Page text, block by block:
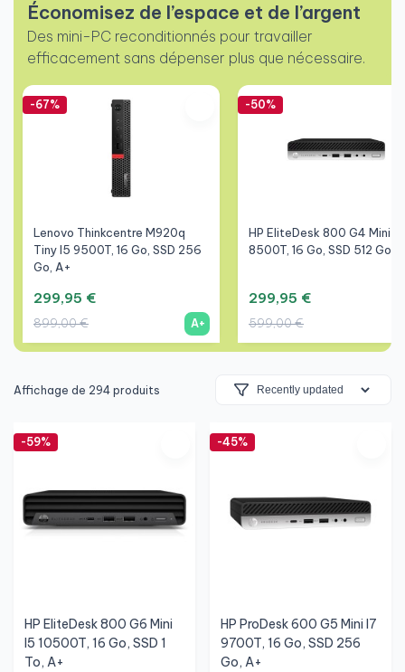
Économisez de l’espace et de l’argent
Des mini-PC reconditionnés pour travailler
efficacement sans dépenser plus que nécessaire.
-67%
Lenovo Thinkcentre M920q
Tiny I5 9500T, 16 Go, SSD 256
Go, A+
299,95 €
899,00 € A+
-50%
HP EliteDesk 800 G4 Mini I5
8500T, 16 Go, SSD 512 Go,
299,95 €
599,00 €
Affichage de 294 produits
-59%
HP EliteDesk 800 G6 Mini
I5 10500T, 16 Go, SSD 1
To, A+
-45%
HP ProDesk 600 G5 Mini I7
9700T, 16 Go, SSD 256
Go, A+